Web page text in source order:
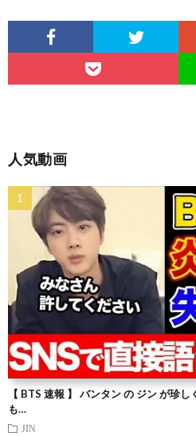
人気動画
【 BTS 速報 】 バンタン の ジン が珍
も…
JIN